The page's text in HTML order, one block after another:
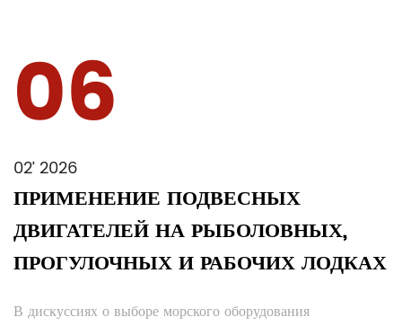
06
02’ 2026
ПРИМЕНЕНИЕ ПОДВЕСНЫХ
ДВИГАТЕЛЕЙ НА РЫБОЛОВНЫХ,
ПРОГУЛОЧНЫХ И РАБОЧИХ ЛОДКАХ
В дискуссиях о выборе морского оборудования